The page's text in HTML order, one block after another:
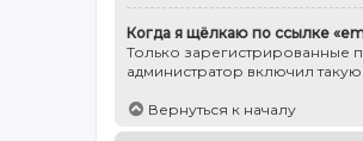
Когда я щёлкаю по ссылке
Только зарегистрированные
администратор включил
Вернуться к началу